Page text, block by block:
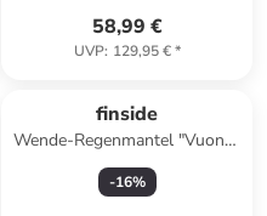
58,99 €
UVP: 129,95 €*
finside
Wende-Regenmantel "Vuono"
in Blau
-16%